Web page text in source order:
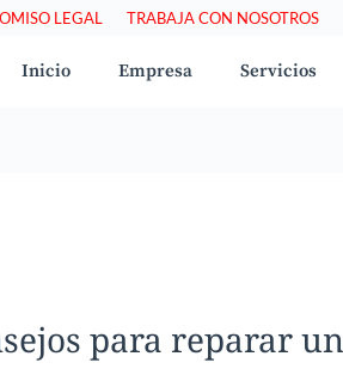
LEGAL TRABAJA CON NOSOTROS
Inicio Empresa Servicios
para reparar